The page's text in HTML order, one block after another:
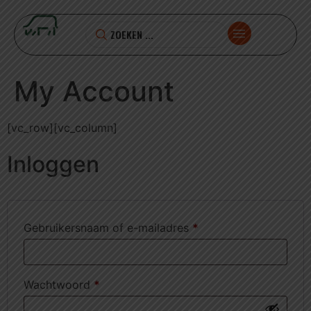
My Account
[vc_row][vc_column]
Inloggen
Gebruikersnaam of e-mailadres *
Wachtwoord *